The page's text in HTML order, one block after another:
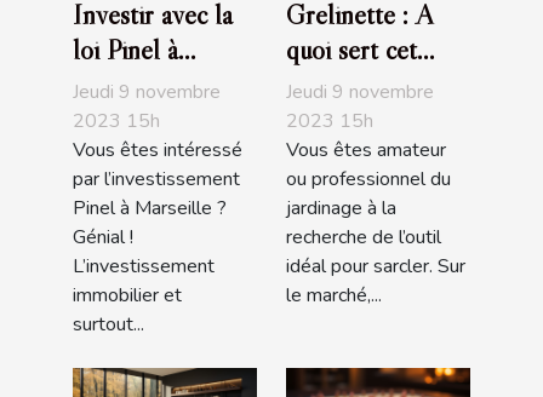
Investir avec la
loi Pinel à
Marseille :
comment s’y
prendre ?
Jeudi 9 novembre
2023 15h
Vous êtes intéressé
par l’investissement
Pinel à Marseille ?
Génial !
L’investissement
immobilier et
surtout...
Grelinette : A
quoi sert cet
outil de jardin ?
Jeudi 9 novembre
2023 15h
Vous êtes amateur
ou professionnel du
jardinage à la
recherche de l’outil
idéal pour sarcler. Sur
le marché,...